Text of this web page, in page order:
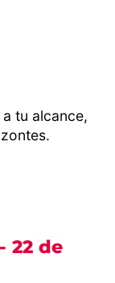
tu alcance,
22 de